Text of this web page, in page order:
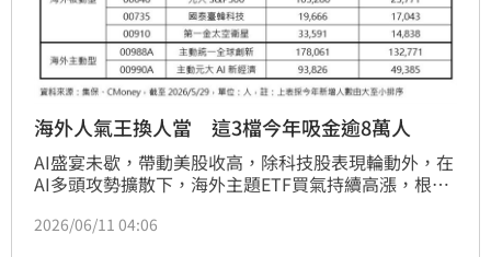
海外人氣王換人當 這3檔今年吸金逾8萬人
AI盛宴未歇，帶動美股收高，除科技股表現輪動外，在
AI多頭攻勢擴散下，海外主題ETF買氣持續高漲，根據
中，共有9檔ETF受益人數創歷史新高，觀察今年以來
2026/06/11 04:06